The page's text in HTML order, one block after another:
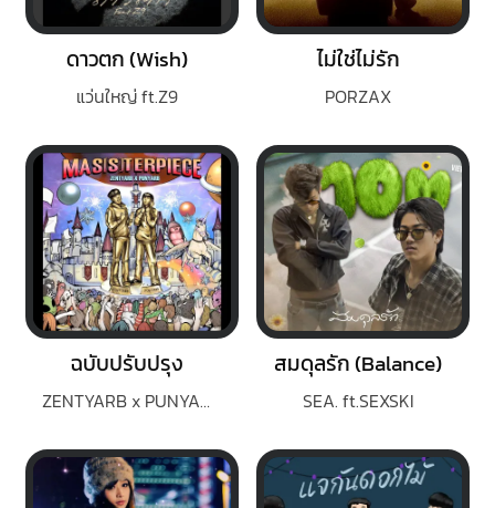
ดาวตก (Wish)
แว่นใหญ่ ft.Z9
ไม่ใช่ไม่รัก
PORZAX
ฉบับปรับปรุง
ZENTYARB x PUNYARB
สมดุลรัก (Balance)
SEA. ft.SEXSKI